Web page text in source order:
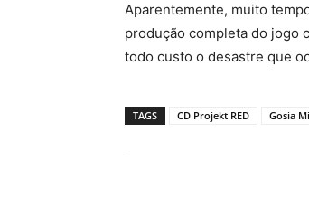
Aparentemente, muito
produção completa do jogo
todo custo o desastre que
TAGS CD Projekt RED Gosia